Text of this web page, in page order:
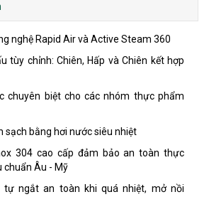
nghệ Rapid Air và Active Steam 360
tùy chỉnh: Chiên, Hấp và Chiên kết hợp
chuyên biệt cho các nhóm thực phẩm
sạch bằng hơi nước siêu nhiệt
304 cao cấp đảm bảo an toàn thực
chuẩn Âu - Mỹ
tự ngắt an toàn khi quá nhiệt, mở nồi